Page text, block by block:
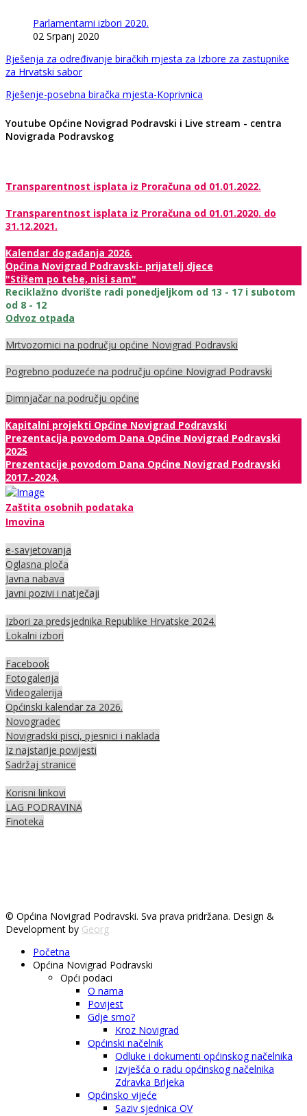
Parlamentarni izbori 2020.
02 Srpanj 2020
Rješenja za određivanje biračkih mjesta za Izbore za zastupnike
za Hrvatski sabor
Rješenje-posebna biračka mjesta-Koprivnica
Youtube Općine Novigrad Podravski i Live stream - centra
Novigrada Podravskog
Transparentnost isplata iz Proračuna od 01.01.2022.
Transparentnost isplata iz Proračuna od 01.01.2020. do
31.12.2021.
Kalendar događanja 2026.
Općina Novigrad Podravski- prijatelj djece
"Stižem po tebe, nisi sam"
Reciklažno dvorište radi ponedjeljkom od 13 - 17 i subotom
od 8 - 12
Odvoz otpada
Mrtvozornici na području općine Novigrad Podravski
Pogrebno poduzeće na području općine Novigrad Podravski
Dimnjačar na području općine
Kapitalni projekti Općine Novigrad Podravski
Prezentacija povodom Dana Općine Novigrad Podravski
2025
Prezentacije povodom Dana Općine Novigrad Podravski
2017.-2024.
Zaštita osobnih podataka
Imovina
e-savjetovanja
Oglasna ploča
Javna nabava
Javni pozivi i natječaji
Izbori za predsjednika Republike Hrvatske 2024.
Lokalni izbori
Facebook
Fotogalerija
Videogalerija
Općinski kalendar za 2026.
Novogradec
Novigradski pisci, pjesnici i naklada
Iz najstarije povijesti
Sadržaj stranice
Korisni linkovi
LAG PODRAVINA
Finoteka
© Općina Novigrad Podravski. Sva prava pridržana. Design &
Development by Georg
Početna
Općina Novigrad Podravski
Opći podaci
O nama
Povijest
Gdje smo?
Kroz Novigrad
Općinski načelnik
Odluke i dokumenti općinskog načelnika
Izvješća o radu općinskog načelnika
Zdravka Brljeka
Općinsko vijeće
Saziv sjednica OV